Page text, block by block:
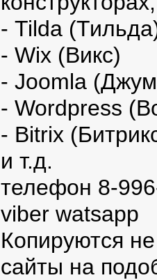
- Tilda
- Wix (Викс)
- Joomla
- Wordpress
- Bitrix
и т.д.
телефон 8-
viber watsapp
Копируются
сайты на